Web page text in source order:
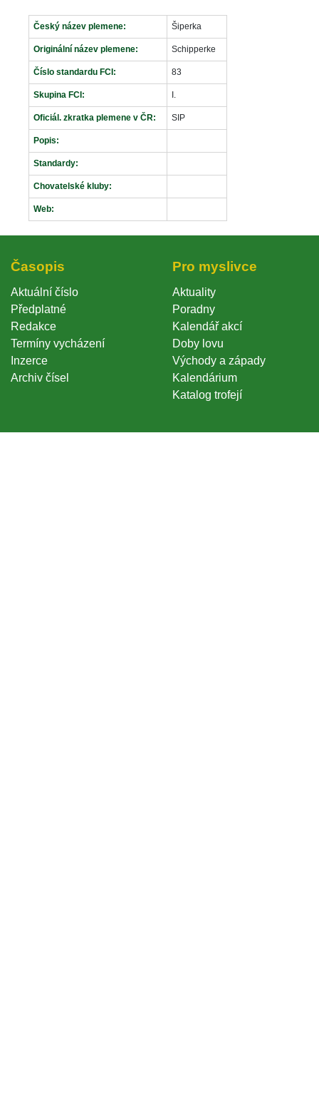
Český název plemene: Šiperka
Originální název plemene: Schipperke
Číslo standardu FCI: 83
Skupina FCI: I.
Oficiál. zkratka plemene v ČR: SIP
Popis:
Standardy:
Chovatelské kluby:
Web:
Časopi
Aktuální číslo
Předplatné
Redakce
Termíny vycházení
Inzerce
Archiv čísel
Pro myslivce
Aktuality
Poradny
Kalendář akcí
Doby lovu
Východy a západy
Kalendárium
Katalog trofejí